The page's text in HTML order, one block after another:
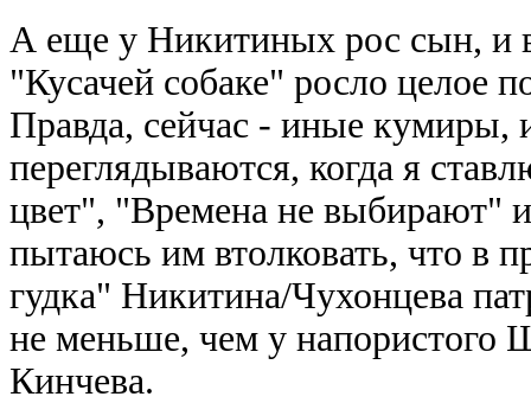
А еще у Никитиных рос сын, и
"Кусачей собаке" росло целое
Правда, сейчас - иные кумиры,
переглядываются, когда я
цвет", "Времена не выбирают"
пытаюсь им втолковать, что в
гудка" Никитина/Чухонцева
не меньше, чем у напористого
Кинчева.